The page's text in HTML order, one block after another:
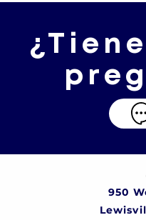
950